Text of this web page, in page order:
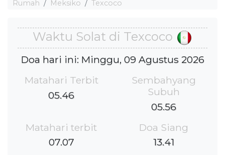
Rumah Meksiko Texcoco
Waktu Solat di Texcoco
Doa hari ini: Minggu, 09 Agustus 2026
Matahari Terbit
05.46
Sembahyang
Subuh
05.56
Matahari terbit
07.07
Doa Siang
13.41